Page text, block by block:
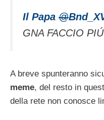
Il Papa @
GNA FACCIO PIÚ
A breve spunteranno
meme, del resto in
della rete non conosce